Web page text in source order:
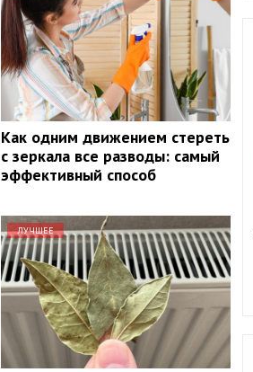
Как одним движением стереть
с зеркала все разводы: самый
эффективный способ
ЛУЧШЕЕ